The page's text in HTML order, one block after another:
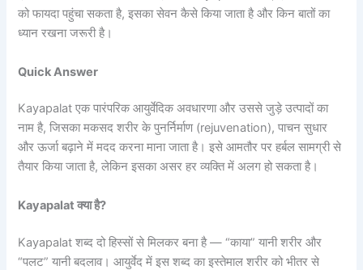
को फायदा पहुंचा सकता है, इसका सेवन कैसे किया जाता है और किन बातों का
ध्यान रखना जरूरी है।
Quick Answer
Kayapalat एक पारंपरिक आयुर्वेदिक अवधारणा और उससे जुड़े उत्पादों का
नाम है, जिसका मकसद शरीर के पुनर्निर्माण (rejuvenation), पाचन सुधार
और ऊर्जा बढ़ाने में मदद करना माना जाता है। इसे आमतौर पर हर्बल सामग्री से
तैयार किया जाता है, लेकिन इसका असर हर व्यक्ति में अलग हो सकता है।
Kayapalat क्या है?
Kayapalat शब्द दो हिस्सों से मिलकर बना है — “काया” यानी शरीर और
“पलट” यानी बदलाव। आयुर्वेद में इस शब्द का इस्तेमाल शरीर को भीतर से